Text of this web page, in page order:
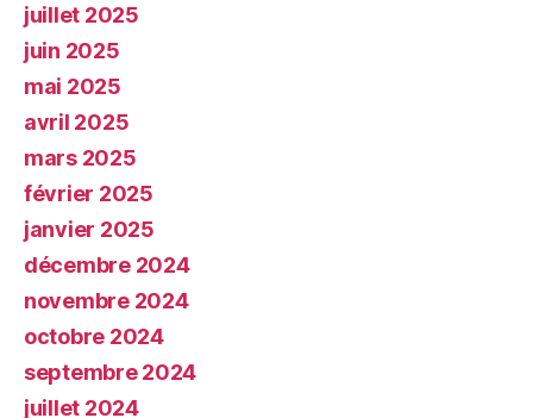
juillet 2025
juin 2025
mai 2025
avril 2025
mars 2025
février 2025
janvier 2025
décembre 2024
novembre 2024
octobre 2024
septembre 2024
juillet 2024